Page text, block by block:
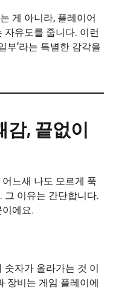
게 아니라, 플레이어
자유도를 줍니다. 이런
부’라는 특별한 감각을
감, 끝없이
느새 나도 모르게 푹
그 이유는 간단합니다.
에요.
숫자가 올라가는 것 이
장비는 게임 플레이에